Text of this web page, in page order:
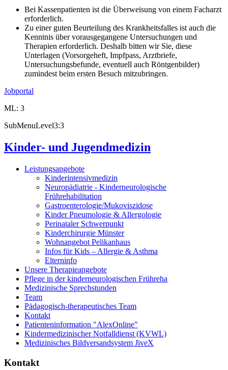
Bei Kassenpatienten ist die Überweisung von einem Facharzt
erforderlich.
Zu einer guten Beurteilung des Krankheitsfalles ist auch die
Kenntnis über vorausgegangene Untersuchungen und
Therapien erforderlich. Deshalb bitten wir Sie, diese
Unterlagen (Vorsorgeheft, Impfpass, Arztbriefe,
Untersuchungsbefunde, eventuell auch Röntgenbilder)
zumindest beim ersten Besuch mitzubringen.
Jobportal
ML: 3
SubMenuLevel3:3
Kinder- und Jugendmedizin
Leistungsangebote
Kinderintensivmedizin
Neuropädiatrie - Kinderneurologische
Frührehabilitation
Gastroenterologie/Mukoviszidose
Kinder Pneumologie & Allergologie
Perinataler Schwerpunkt
Kinderchirurgie Münster
Wohnangebot Pelikanhaus
Infos für Kids – Allergie & Asthma
Elterninfo
Unsere Therapieangebote
Pflege in der kinderneurologischen Frühreha
Medizinische Sprechstunden
Team
Pädagogisch-therapeutisches Team
Kontakt
Patienteninformation "AlexOnline"
Kindermedizinischer Notfalldienst (KVWL)
Medizinisches Bildversandsystem JiveX
Kontakt